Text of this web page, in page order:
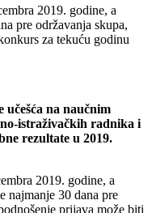
2019. godine, a
pre održavanja skupa,
za tekuću godinu
na naučnim
istraživačkih radnika i
rezultate u 2019.
2019. godine, a
najmanje 30 dana pre
prijava može biti